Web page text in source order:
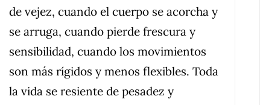
de vejez, cuando el cuerpo se acorcha y
se arruga, cuando pierde frescura y
sensibilidad, cuando los movimientos
son más rígidos y menos flexibles. Toda
la vida se resiente de pesadez y